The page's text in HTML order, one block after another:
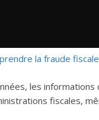
la fraude
les
fiscales,